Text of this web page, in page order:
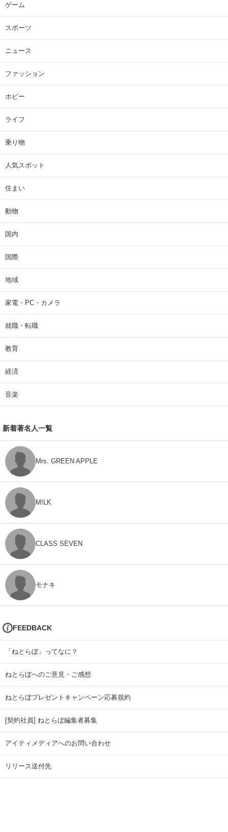
ゲーム
スポーツ
ニュース
ファッション
ホビー
ライフ
乗り物
人気スポット
住まい
動物
国内
国際
地域
家電・PC・カメラ
就職・転職
教育
経済
音楽
新着著名人一覧
Mrs. GREEN APPLE
M!LK
CLASS SEVEN
モナキ
FEEDBACK
「ねとらぼ」ってなに？
ねとらぼへのご意見・ご感想
ねとらぼプレゼントキャンペーン応募規約
[契約社員] ねとらぼ編集者募集
アイティメディアへのお問い合わせ
リリース送付先